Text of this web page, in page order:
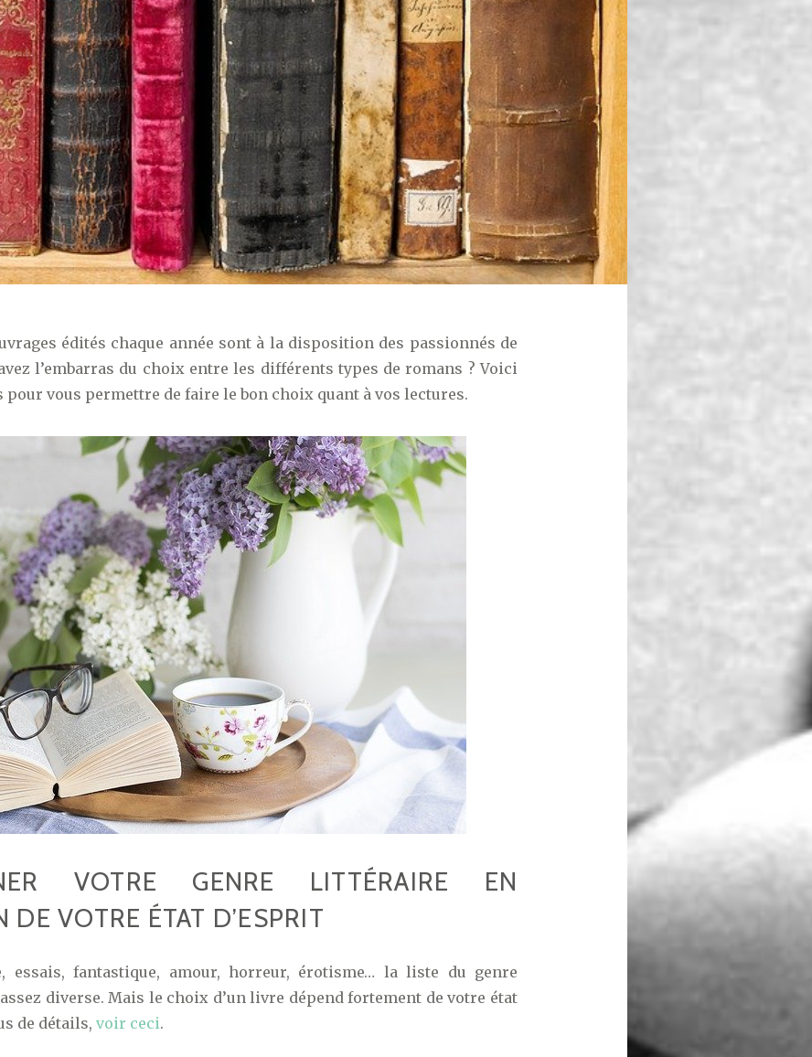
édités chaque année sont à la disposition des passionnés de
l’embarras du choix entre les différents types de romans ? Voici
pour vous permettre de faire le bon choix quant à vos lectures.
VOTRE GENRE LITTÉRAIRE EN
DE VOTRE ÉTAT D’ESPRIT
essais, fantastique, amour, horreur, érotisme… la liste du genre
diverse. Mais le choix d’un livre dépend fortement de votre état
de détails, voir ceci.